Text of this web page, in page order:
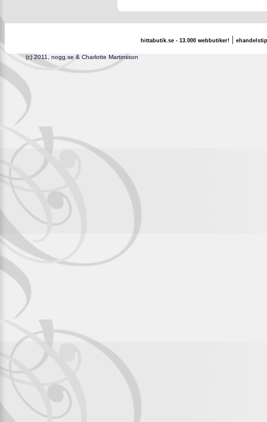
hittabutik.se - 13.000 webbutiker!|
(c) 2011, nogg.se & Charlotte Martinsson